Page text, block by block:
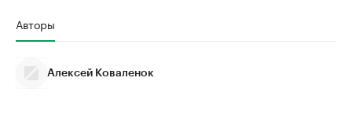
Авторы
Алексей Коваленок